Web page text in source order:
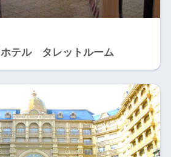
ホテル タレットルーム